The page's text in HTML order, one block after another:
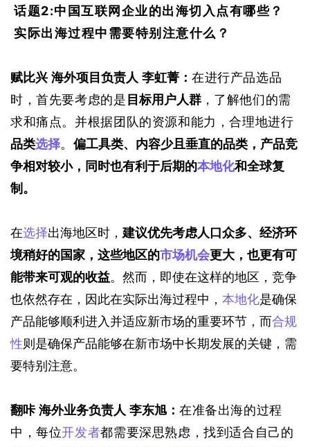
话题2:中国互联网企业的出海切入点有哪些？
实际出海过程中需要特别注意什么？
赋比兴 海外项目负责人 李虹菁： 在进行产品选品
时，首先要考虑的是 目标用户人群，了解他们的需
求和痛点。并根据团队的资源和能力，合理地进行
品类选择。 偏工具类、内容少且垂直的品类，产品竞
争相对较小，同时也有利于后期的本地化和全球复
制。
在选择出海地区时， 建议优先考虑人口众多、经济环
境稍好的国家，这些地区的市场机会更大，也更有可
能带来可观的收益。然而，即使在这样的地区，竞争
也依然存在，因此在实际出海过程中， 本地化是确保
产品能够顺利进入并适应新市场的重要环节，而合规
性则是确保产品能够在新市场中长期发展的关键，需
要特别注意。
翻咔 海外业务负责人 李东旭： 在准备出海的过程
中，每位开发者都需要深思熟虑，找到适合自己的